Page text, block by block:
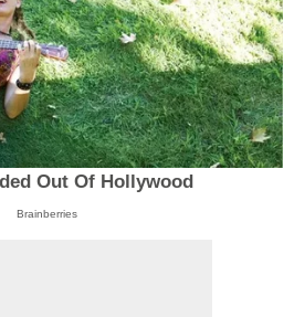
Out Of Hollywood
Brainberries